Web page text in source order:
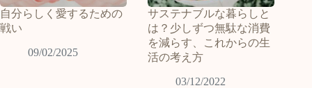
自分らしく愛するための
戦い
09/02/2025
サステナブルな暮らしと
は？少しずつ無駄な消費
を減らす、これからの生
活の考え方
03/12/2022